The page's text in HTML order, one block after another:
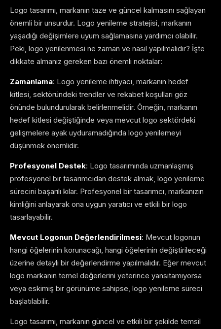
Logo tasarımı, markanın taze ve güncel kalmasını sağlayan
önemli bir unsurdur. Logo yenileme stratejisi, markanın
yaşadığı değişimlere uyum sağlamasına yardımcı olabilir.
Peki, logo yenilenmesi ne zaman ve nasıl yapılmalıdır? İşte
dikkate almanız gereken bazı önemli noktalar:
Zamanlama: Logo yenileme ihtiyacı, markanın hedef
kitlesi, sektöründeki trendler ve rekabet koşulları göz
önünde bulundurularak belirlenmelidir. Örneğin, markanın
hedef kitlesi değiştiğinde veya mevcut logo sektördeki
gelişmelere ayak uyduramadığında logo yenilemeyi
düşünmek önemlidir.
Profesyonel Destek: Logo tasarımında uzmanlaşmış
profesyonel bir tasarımcıdan destek almak, logo yenileme
sürecini başarılı kılar. Profesyonel bir tasarımcı, markanızın
kimliğini anlayarak ona uygun yaratıcı ve etkili bir logo
tasarlayabilir.
Mevcut Logonun Değerlendirilmesi: Mevcut logonun
hangi öğelerinin korunacağı, hangi öğelerinin değiştirileceği
üzerine detaylı bir değerlendirme yapılmalıdır. Eğer mevcut
logo markanın temel değerlerini yeterince yansıtamıyorsa
veya eskimiş bir görünüme sahipse, logo yenileme süreci
başlatılabilir.
Logo tasarımı, markanın güncel ve etkili bir şekilde temsil